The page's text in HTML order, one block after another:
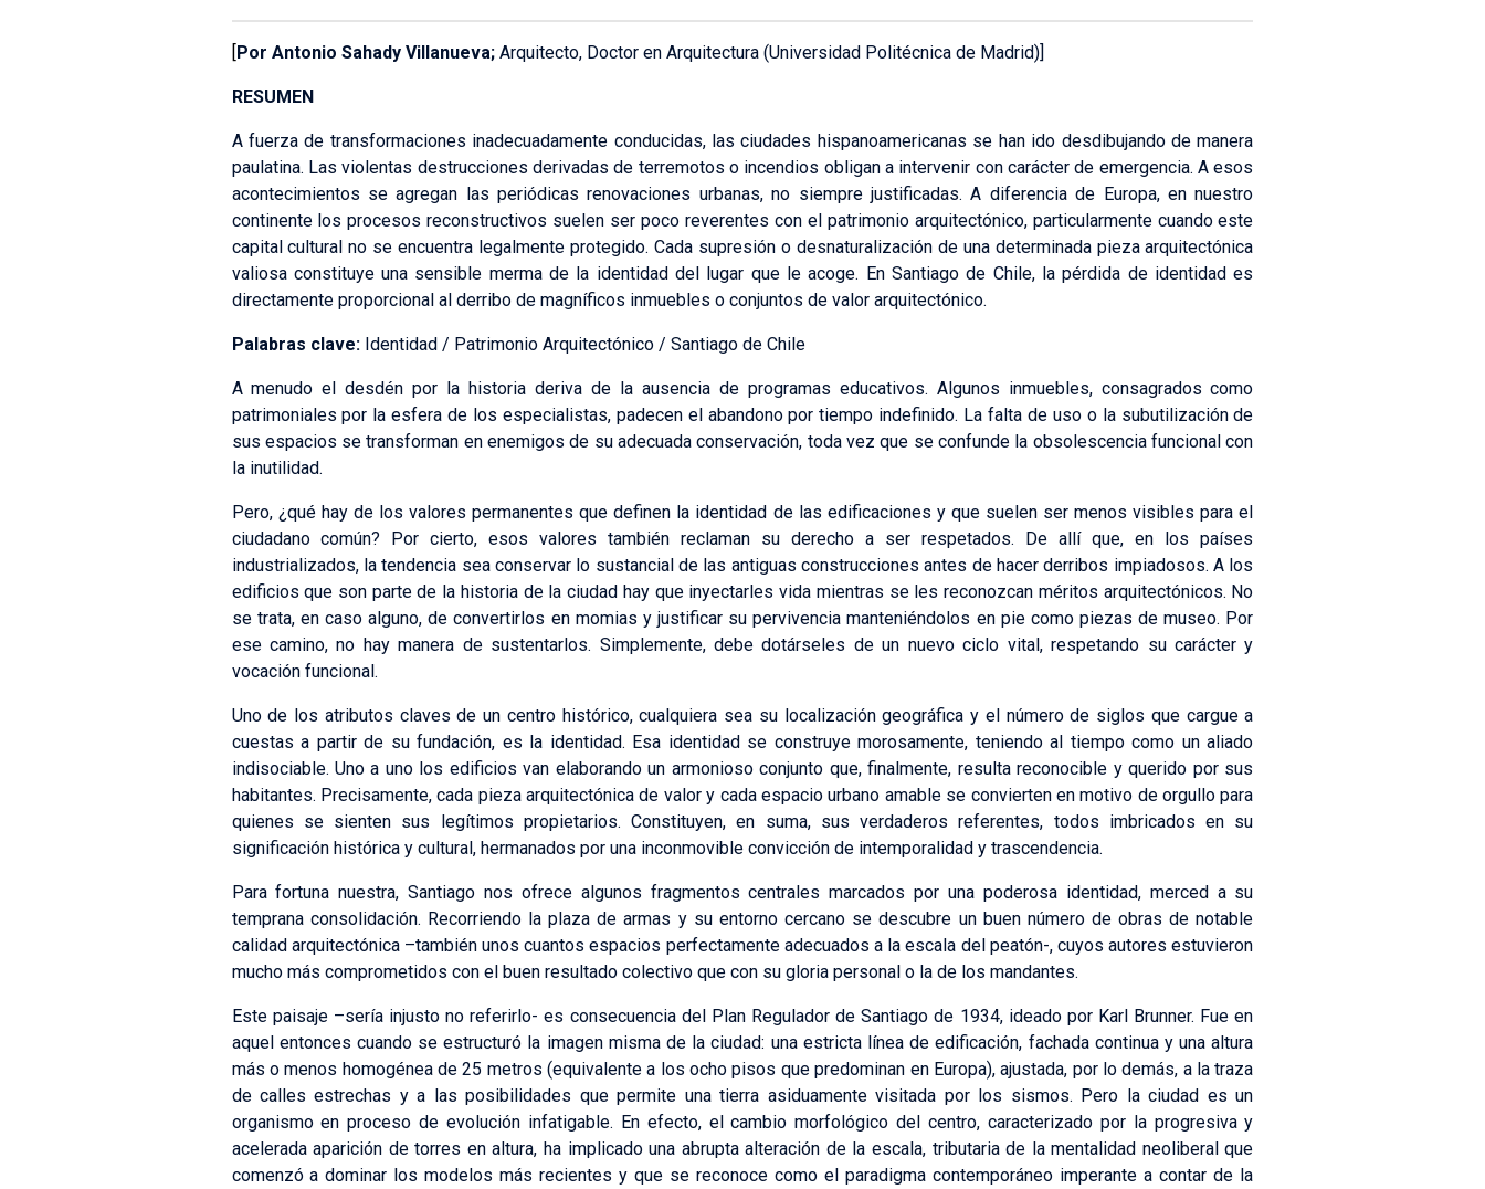
[Por Antonio Sahady Villanueva; Arquitecto, Doctor en Arquitectura (Universidad Politécnica de Madrid)]
RESUMEN
A fuerza de transformaciones inadecuadamente conducidas, las ciudades hispanoamericanas se han ido desdibujando de manera
paulatina. Las violentas destrucciones derivadas de terremotos o incendios obligan a intervenir con carácter de emergencia. A esos
acontecimientos se agregan las periódicas renovaciones urbanas, no siempre justificadas. A diferencia de Europa, en nuestro
continente los procesos reconstructivos suelen ser poco reverentes con el patrimonio arquitectónico, particularmente cuando este
capital cultural no se encuentra legalmente protegido. Cada supresión o desnaturalización de una determinada pieza arquitectónica
valiosa constituye una sensible merma de la identidad del lugar que le acoge. En Santiago de Chile, la pérdida de identidad es
directamente proporcional al derribo de magníficos inmuebles o conjuntos de valor arquitectónico.
Palabras clave:Identidad / Patrimonio Arquitectónico / Santiago de Chile
A menudo el desdén por la historia deriva de la ausencia de programas educativos. Algunos inmuebles, consagrados como
patrimoniales por la esfera de los especialistas, padecen el abandono por tiempo indefinido. La falta de uso o la subutilización de
sus espacios se transforman en enemigos de su adecuada conservación, toda vez que se confunde la obsolescencia funcional con
la inutilidad.
Pero, ¿qué hay de los valores permanentes que definen la identidad de las edificaciones y que suelen ser menos visibles para el
ciudadano común? Por cierto, esos valores también reclaman su derecho a ser respetados. De allí que, en los países
industrializados, la tendencia sea conservar lo sustancial de las antiguas construcciones antes de hacer derribos impiadosos. A los
edificios que son parte de la historia de la ciudad hay que inyectarles vida mientras se les reconozcan méritos arquitectónicos. No
se trata, en caso alguno, de convertirlos en momias y justificar su pervivencia manteniéndolos en pie como piezas de museo. Por
ese camino, no hay manera de sustentarlos. Simplemente, debe dotárseles de un nuevo ciclo vital, respetando su carácter y
vocación funcional.
Uno de los atributos claves de un centro histórico, cualquiera sea su localización geográfica y el número de siglos que cargue a
cuestas a partir de su fundación, es la identidad. Esa identidad se construye morosamente, teniendo al tiempo como un aliado
indisociable. Uno a uno los edificios van elaborando un armonioso conjunto que, finalmente, resulta reconocible y querido por sus
habitantes. Precisamente, cada pieza arquitectónica de valor y cada espacio urbano amable se convierten en motivo de orgullo para
quienes se sienten sus legítimos propietarios. Constituyen, en suma, sus verdaderos referentes, todos imbricados en su
significación histórica y cultural, hermanados por una inconmovible convicción de intemporalidad y trascendencia.
Para fortuna nuestra, Santiago nos ofrece algunos fragmentos centrales marcados por una poderosa identidad, merced a su
temprana consolidación. Recorriendo la plaza de armas y su entorno cercano se descubre un buen número de obras de notable
calidad arquitectónica –también unos cuantos espacios perfectamente adecuados a la escala del peatón-, cuyos autores estuvieron
mucho más comprometidos con el buen resultado colectivo que con su gloria personal o la de los mandantes.
Este paisaje –sería injusto no referirlo- es consecuencia del Plan Regulador de Santiago de 1934, ideado por Karl Brunner. Fue en
aquel entonces cuando se estructuró la imagen misma de la ciudad: una estricta línea de edificación, fachada continua y una altura
más o menos homogénea de 25 metros (equivalente a los ocho pisos que predominan en Europa), ajustada, por lo demás, a la traza
de calles estrechas y a las posibilidades que permite una tierra asiduamente visitada por los sismos. Pero la ciudad es un
organismo en proceso de evolución infatigable. En efecto, el cambio morfológico del centro, caracterizado por la progresiva y
acelerada aparición de torres en altura, ha implicado una abrupta alteración de la escala, tributaria de la mentalidad neoliberal que
comenzó a dominar los modelos más recientes y que se reconoce como el paradigma contemporáneo imperante a contar de la